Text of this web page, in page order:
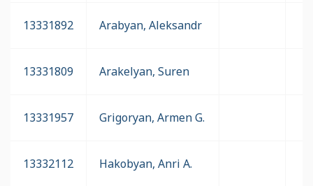
13331892 Arabyan, Aleksandr
13331809 Arakelyan, Suren
13331957 Grigoryan, Armen G.
13332112 Hakobyan, Anri A.